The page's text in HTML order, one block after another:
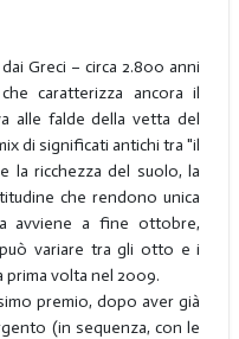
Greci – circa 2.800 anni
caratterizza ancora il
alle falde della vetta del
di significati antichi tra "il
la ricchezza del suolo, la
che rendono unica
avviene a fine ottobre,
variare tra gli otto e i
volta nel 2009.
premio, dopo aver già
(in sequenza, con le